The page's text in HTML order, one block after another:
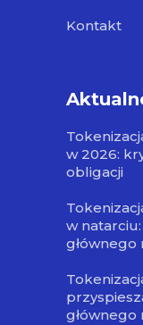
Kontakt
w 2026:
obligacji
w
głównego
głównego